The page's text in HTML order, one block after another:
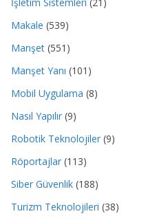
Makale (539)
Manşet (551)
Manşet Yanı (101)
Mobil Uygulama (8)
Nasıl Yapılır (9)
Robotik Teknolojiler (9)
Röportajlar (113)
Siber Güvenlik (188)
Turizm Teknolojileri (38)